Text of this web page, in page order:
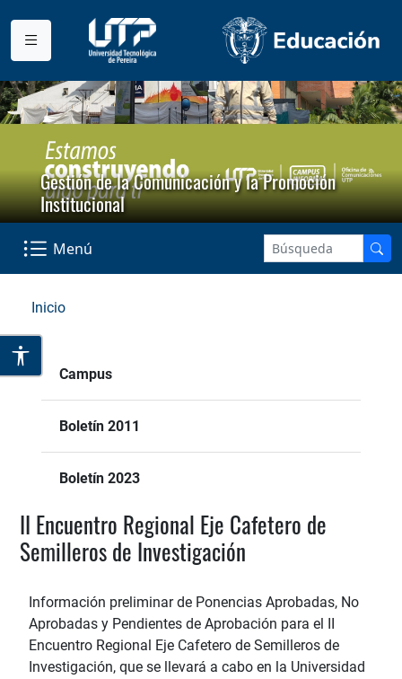
Gestión de la Comunicación y la Promoción
Institucional
Menú
Inicio
Campus
Boletín 2011
Boletín 2023
II Encuentro Regional Eje Cafetero de
Semilleros de Investigación
Información preliminar de Ponencias Aprobadas, No
Aprobadas y Pendientes de Aprobación para el II
Encuentro Regional Eje Cafetero de Semilleros de
Investigación, que se llevará a cabo en la Universidad